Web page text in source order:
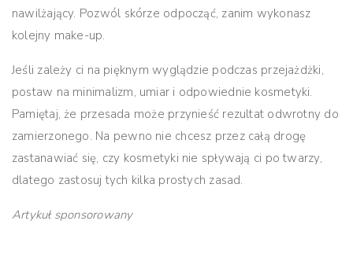
nawilżający. Pozwól skórze odpocząć, zanim wykonasz
kolejny make-up.
Jeśli zależy ci na pięknym wyglądzie podczas przejażdżki,
postaw na minimalizm, umiar i odpowiednie kosmetyki.
Pamiętaj, że przesada może przynieść rezultat odwrotny do
zamierzonego. Na pewno nie chcesz przez całą drogę
zastanawiać się, czy kosmetyki nie spływają ci po twarzy,
dlatego zastosuj tych kilka prostych zasad.
Artykuł sponsorowany